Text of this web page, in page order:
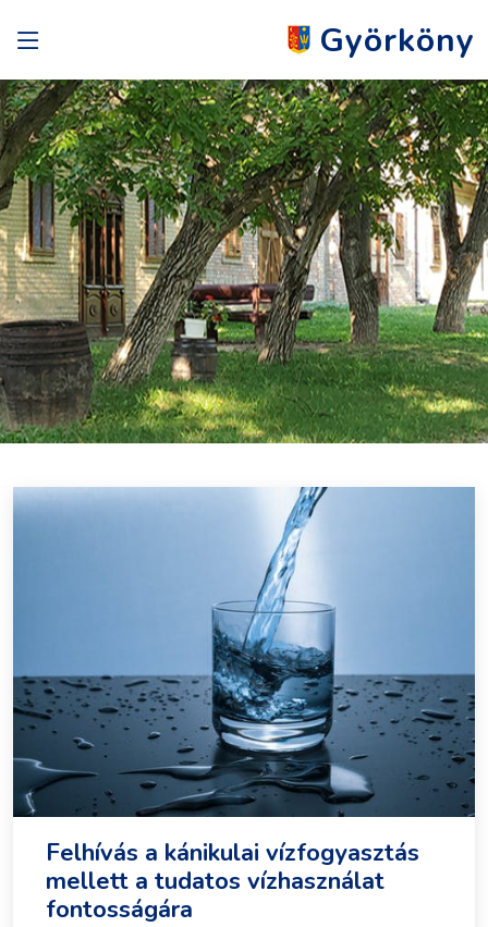
Györköny
Felhívás a kánikulai vízfogyasztás
mellett a tudatos vízhasználat
fontosságára